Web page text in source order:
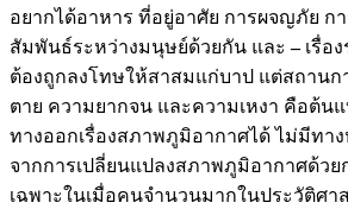
อยากได้อาหาร ที่อยู่อาศัย การผจญภัย ก
สัมพันธ์ระหว่างมนุษย์ด้วยกัน และ– เรื่อ
ต้องถูกลงโทษให้สาสมแก่บาป แต่สถาน
ตาย ความยากจน และความเหงา คือต้น
ทางออกเรื่องสภาพภูมิอากาศได้ ไม่มีทา
จากการเปลี่ยนแปลงสภาพภูมิอากาศด้วย
เฉพาะในเมื่อคนจำนวนมากในประวัติศา